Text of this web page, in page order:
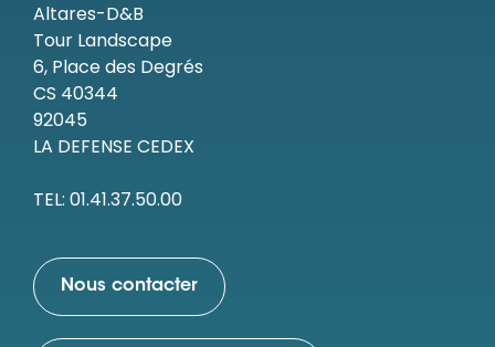
Altares-D&B
Tour Landscape
6, Place des Degrés
CS 40344
92045
LA DEFENSE CEDEX
TEL: 01.41.37.50.00
Nous contacter